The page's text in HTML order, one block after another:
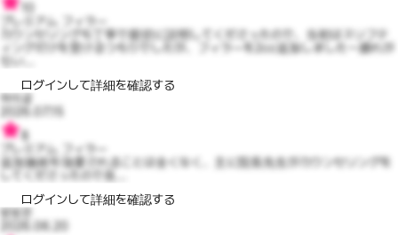
10
プレミアム フィラー
カウンセリングも丁寧で親切に説明してくださったので、当初はスリフテ
ィングだけを受けるつもりでしたが、フィラーを2cc追加しました～腫れが
ログインして詳細を確認する
하이굥
2026.07.15
8
プレミアム フィラー
追加施術を強要されることは全くなく、主に院長先生がカウンセリングを
してくださったので良...
ログインして詳細を確認する
빙빙온
2026.06.20